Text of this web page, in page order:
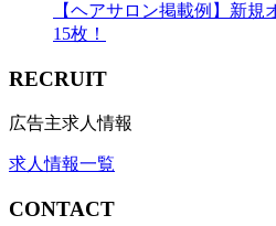
【ヘアサロン掲載例】新
15枚！
RECRUIT
広告主求人情報
求人情報一覧
CONTACT